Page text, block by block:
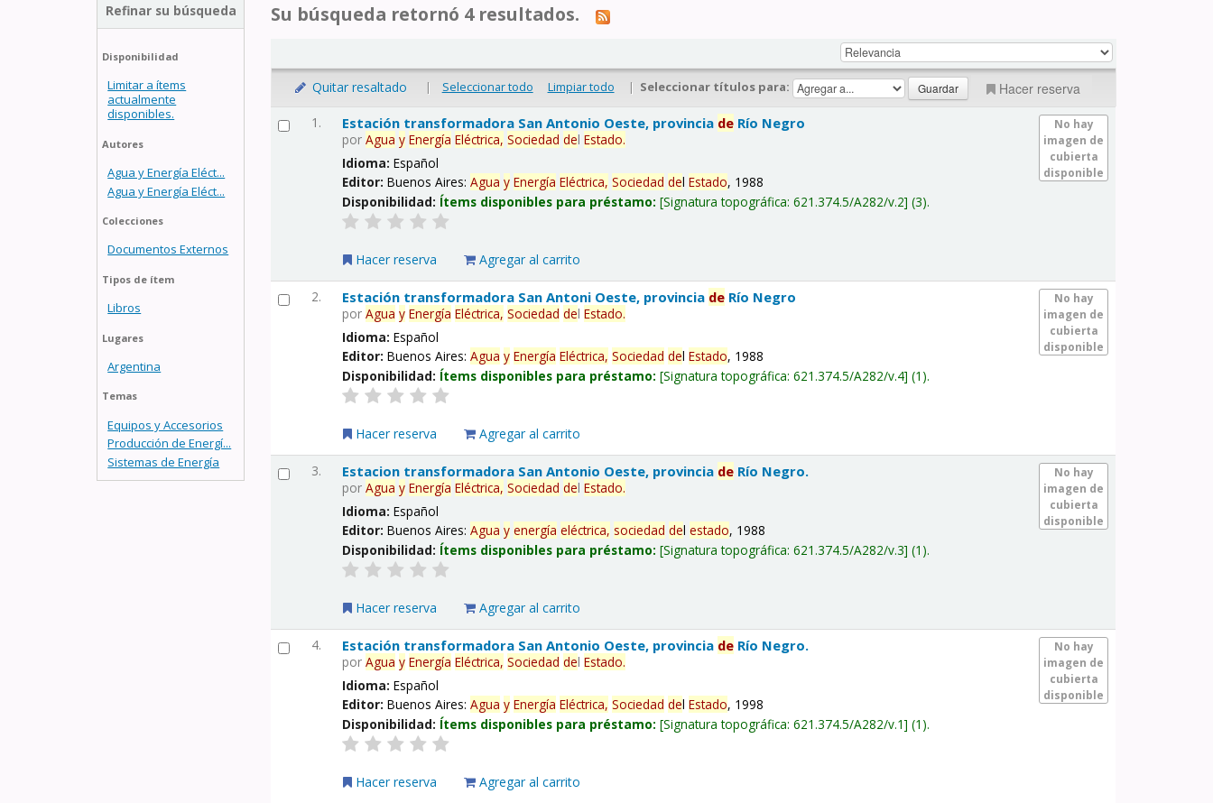
Refinar su búsqueda
Disponibilidad
Limitar a ítems
actualmente
disponibles.
Autores
Agua y Energía Eléct...
Agua y Energía Eléct...
Colecciones
Documentos Externos
Tipos de ítem
Libros
Lugares
Argentina
Temas
Equipos y Accesorios
Producción de Energí...
Sistemas de Energía
Su búsqueda retornó 4 resultados.
Quitar resaltado | Seleccionar todo Limpiar todo | Seleccionar títulos para: Hacer reserva
1.
No hay
imagen de
cubierta
disponible
Estación transformadora San Antonio Oeste, provincia de Río Negro
porAgua y Energía Eléctrica, Sociedad delEstado.
Idioma:Español
Editor:Buenos Aires:Agua y Energía Eléctrica, Sociedad delEstado, 1988
Disponibilidad: Ítems disponibles para préstamo: Signatura topográfica:621.374.5/A282/v.2 (3).
Hacer reserva Agregar al carrito
2.
No hay
imagen de
cubierta
disponible
Estación transformadora San Antoni Oeste, provincia de Río Negro
porAgua y Energía Eléctrica, Sociedad delEstado.
Idioma:Español
Editor:Buenos Aires:Agua y Energía Eléctrica, Sociedad delEstado, 1988
Disponibilidad: Ítems disponibles para préstamo: Signatura topográfica:621.374.5/A282/v.4 (1).
Hacer reserva Agregar al carrito
3.
No hay
imagen de
cubierta
disponible
Estacion transformadora San Antonio Oeste, provincia de Río Negro.
porAgua y Energía Eléctrica, Sociedad delEstado.
Idioma:Español
Editor:Buenos Aires:Agua y energía eléctrica, sociedad delestado, 1988
Disponibilidad: Ítems disponibles para préstamo: Signatura topográfica:621.374.5/A282/v.3 (1).
Hacer reserva Agregar al carrito
4.
No hay
imagen de
cubierta
disponible
Estación transformadora San Antonio Oeste, provincia de Río Negro.
porAgua y Energía Eléctrica, Sociedad delEstado.
Idioma:Español
Editor:Buenos Aires:Agua y Energía Eléctrica, Sociedad delEstado, 1998
Disponibilidad: Ítems disponibles para préstamo: Signatura topográfica:621.374.5/A282/v.1 (1).
Hacer reserva Agregar al carrito